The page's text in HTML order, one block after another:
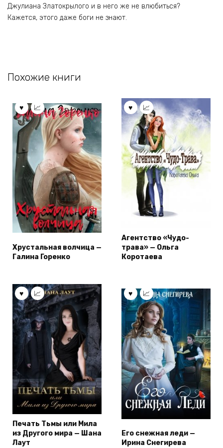
Джулиана Златокрылого и в него же не влюбиться?
Кажется, этого даже боги не знают.
Похожие книги
Хрустальная волчица —
Галина Горенко
Агентство «Чудо-
трава» — Ольга
Коротаева
Печать Тьмы или Мила
из Другого мира — Шана
Лаут
Его снежная леди —
Ирина Снегирева